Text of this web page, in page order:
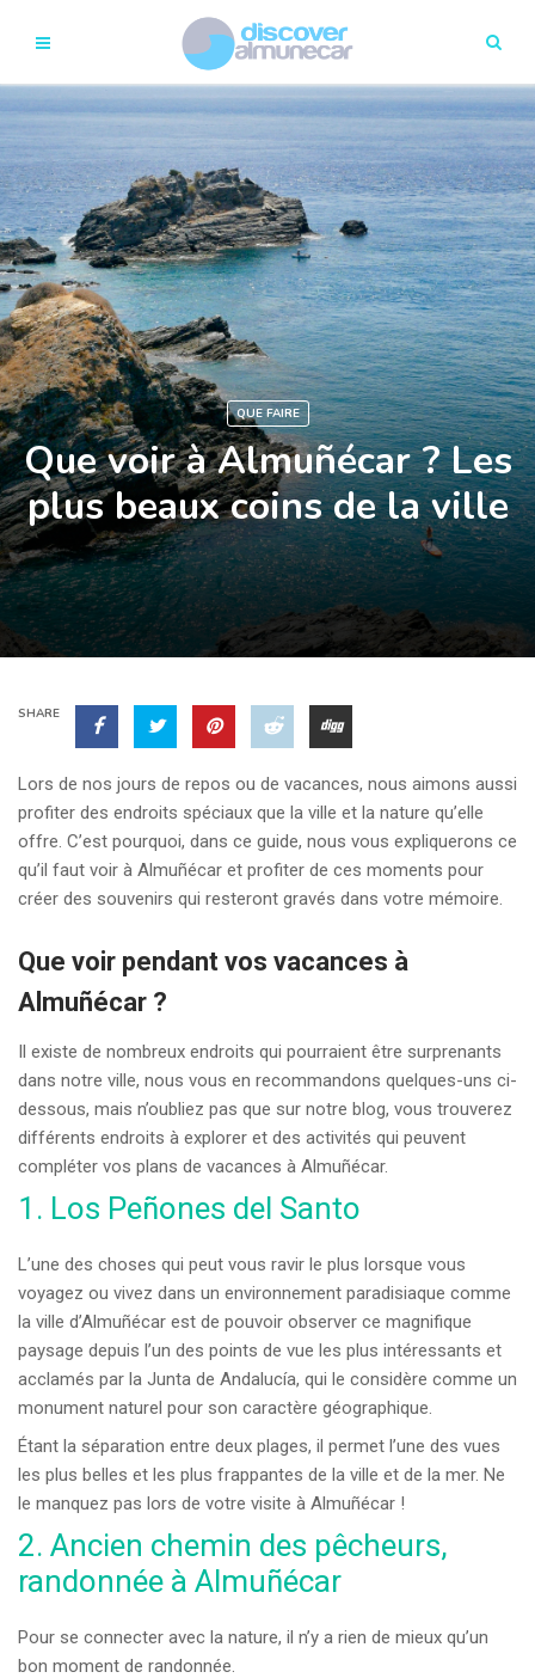
QUE FAIRE
Que voir à Almuñécar ? Les
plus beaux coins de la ville
SHARE
Lors de nos jours de repos ou de vacances, nous aimons aussi
profiter des endroits spéciaux que la ville et la nature qu’elle
offre. C’est pourquoi, dans ce guide, nous vous expliquerons ce
qu’il faut voir à Almuñécar et profiter de ces moments pour
créer des souvenirs qui resteront gravés dans votre mémoire.
Que voir pendant vos vacances à
Almuñécar ?
Il existe de nombreux endroits qui pourraient être surprenants
dans notre ville, nous vous en recommandons quelques-uns ci-
dessous, mais n’oubliez pas que sur notre blog, vous trouverez
différents endroits à explorer et des activités qui peuvent
compléter vos plans de vacances à Almuñécar.
1. Los Peñones del Santo
L’une des choses qui peut vous ravir le plus lorsque vous
voyagez ou vivez dans un environnement paradisiaque comme
la ville d’Almuñécar est de pouvoir observer ce magnifique
paysage depuis l’un des points de vue les plus intéressants et
acclamés par la Junta de Andalucía, qui le considère comme un
monument naturel pour son caractère géographique.
Étant la séparation entre deux plages, il permet l’une des vues
les plus belles et les plus frappantes de la ville et de la mer. Ne
le manquez pas lors de votre visite à Almuñécar !
2. Ancien chemin des pêcheurs,
randonnée à Almuñécar
Pour se connecter avec la nature, il n’y a rien de mieux qu’un
bon moment de randonnée.